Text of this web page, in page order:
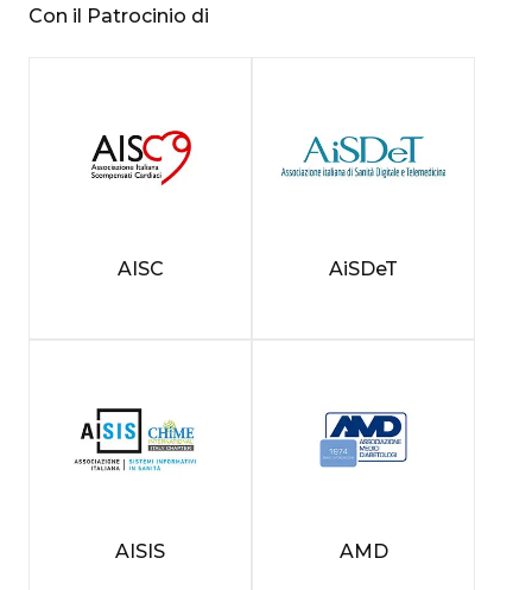
Con il Patrocinio di
AISC AiSDeT
AISIS AMD